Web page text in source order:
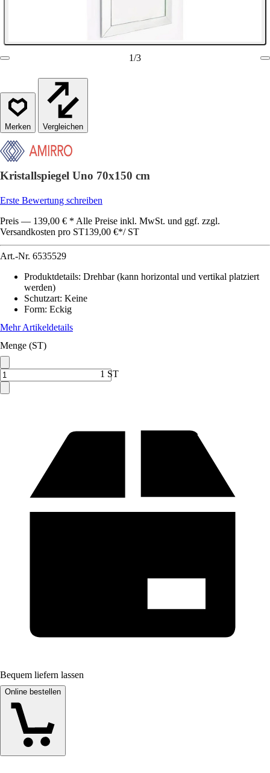
1/3
Vergleichen
Kristallspiegel Uno 70x150 cm
Erste Bewertung schreiben
Preis — 139,00 € * Alle Preise inkl. MwSt. und ggf. zzgl.
Versandkosten pro ST139,00 €*/ ST
Art.-Nr. 6535529
Produktdetails: Drehbar (kann horizontal und vertikal platziert
werden)
Schutzart: Keine
Form: Eckig
Mehr Artikeldetails
Menge (ST)
1 ST
Bequem liefern lassen
Online bestellen